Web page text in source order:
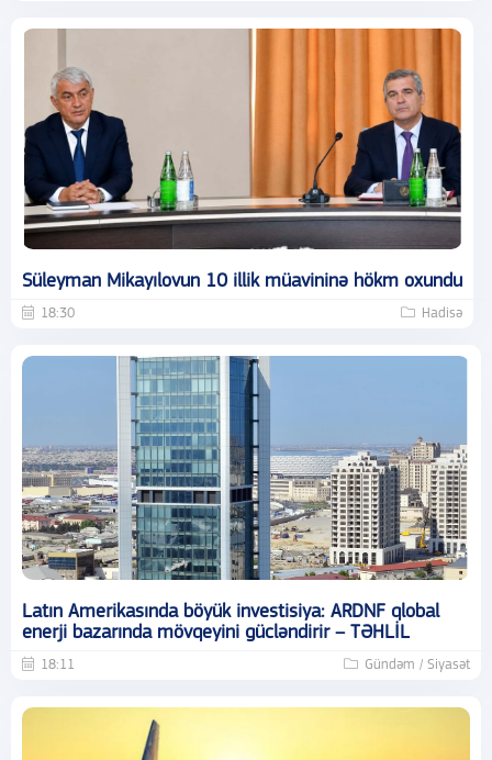
Süleyman Mikayılovun 10 illik müavininə hökm oxundu
18:30 Hadisə
Latın Amerikasında böyük investisiya: ARDNF qlobal
enerji bazarında mövqeyini gücləndirir – TƏHLİL
18:11 Gündəm / Siyasət